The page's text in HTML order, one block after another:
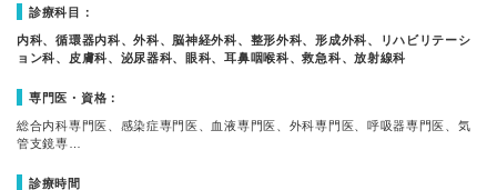
診療科目：
内科、循環器内科、外科、脳神経外科、整形外科、形成外科、リハビリテーシ
ョン科、皮膚科、泌尿器科、眼科、耳鼻咽喉科、救急科、放射線科
専門医・資格：
総合内科専門医、感染症専門医、血液専門医、外科専門医、呼吸器専門医、気
管支鏡専…
診療時間